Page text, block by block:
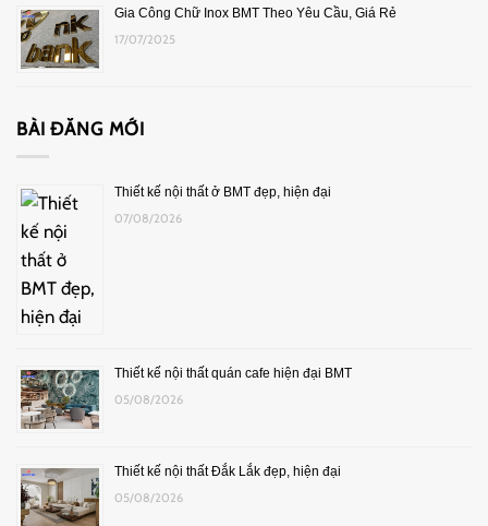
Gia Công Chữ Inox BMT Theo Yêu Cầu, Giá Rẻ
17/07/2025
BÀI ĐĂNG MỚI
Thiết kế nội thất ở BMT đẹp, hiện đại
07/08/2026
Thiết kế nội thất quán cafe hiện đại BMT
05/08/2026
Thiết kế nội thất Đắk Lắk đẹp, hiện đại
05/08/2026